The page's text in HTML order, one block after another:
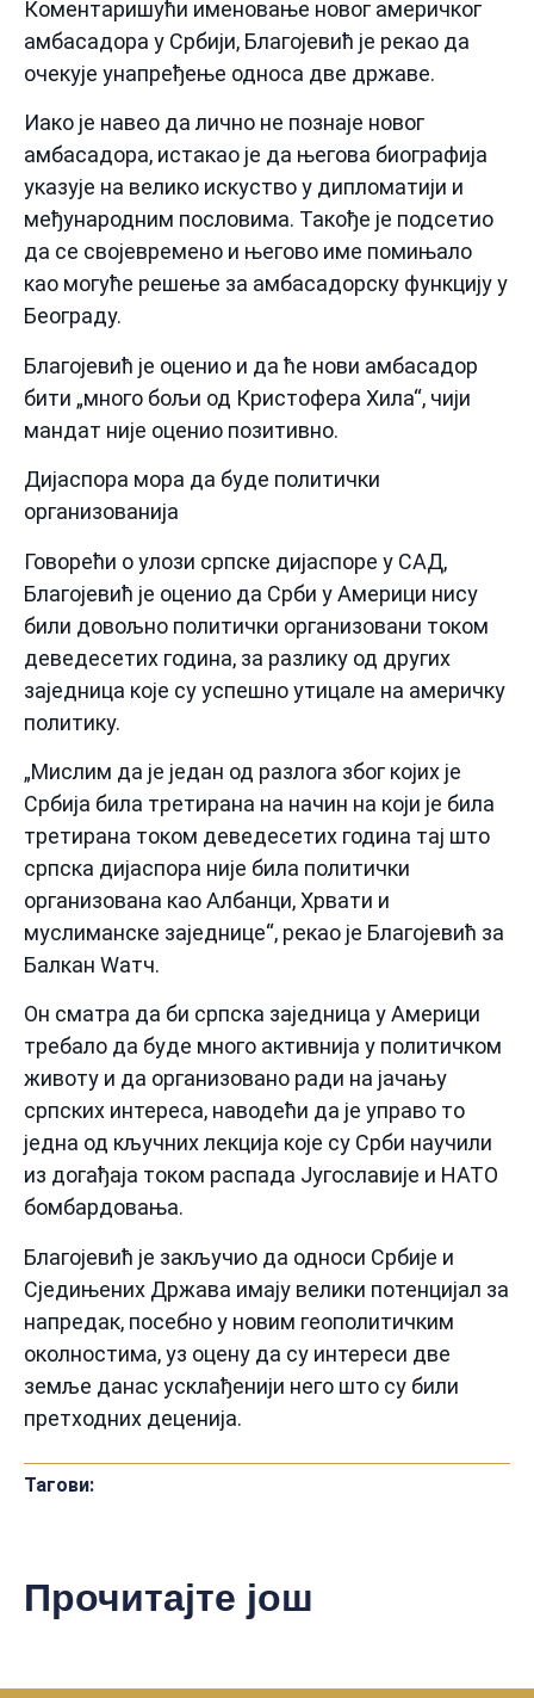
Коментаришући именовање новог америчког
амбасадора у Србији, Благојевић је рекао да
очекује унапређење односа две државе.
Иако је навео да лично не познаје новог
амбасадора, истакао је да његова биографија
указује на велико искуство у дипломатији и
међународним пословима. Такође је подсетио
да се својевремено и његово име помињало
као могуће решење за амбасадорску функцију у
Београду.
Благојевић је оценио и да ће нови амбасадор
бити „много бољи од Кристофера Хила“, чији
мандат није оценио позитивно.
Дијаспора мора да буде политички
организованија
Говорећи о улози српске дијаспоре у САД,
Благојевић је оценио да Срби у Америци нису
били довољно политички организовани током
деведесетих година, за разлику од других
заједница које су успешно утицале на америчку
политику.
„Мислим да је један од разлога због којих је
Србија била третирана на начин на који је била
третирана током деведесетих година тај што
српска дијаспора није била политички
организована као Албанци, Хрвати и
муслиманске заједнице“, рекао је Благојевић за
Балкан Wатч.
Он сматра да би српска заједница у Америци
требало да буде много активнија у политичком
животу и да организовано ради на јачању
српских интереса, наводећи да је управо то
једна од кључних лекција које су Срби научили
из догађаја током распада Југославије и НАТО
бомбардовања.
Благојевић је закључио да односи Србије и
Сједињених Држава имају велики потенцијал за
напредак, посебно у новим геополитичким
околностима, уз оцену да су интереси две
земље данас усклађенији него што су били
претходних деценија.
Тагови:
Прочитајте још